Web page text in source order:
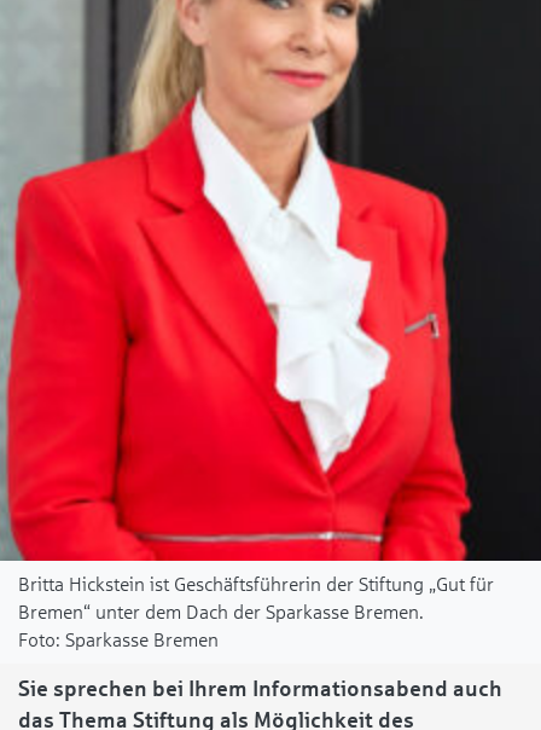
Britta Hickstein ist Geschäftsführerin der Stiftung „Gut für
Bremen“ unter dem Dach der Sparkasse Bremen.
Sparkasse Bremen
Sie sprechen bei Ihrem Informationsabend auch
das Thema Stiftung als Möglichkeit des